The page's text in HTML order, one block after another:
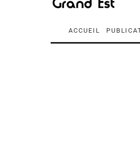
ACCUEIL